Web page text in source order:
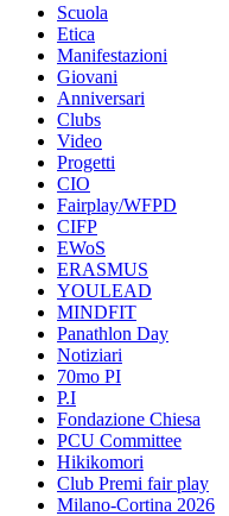
Scuola
Etica
Manifestazioni
Giovani
Anniversari
Clubs
Video
Progetti
CIO
Fairplay/WFPD
CIFP
EWoS
ERASMUS
YOULEAD
MINDFIT
Panathlon Day
Notiziari
70mo PI
P.I
Fondazione Chiesa
PCU Committee
Hikikomori
Club Premi fair play
Milano-Cortina 2026